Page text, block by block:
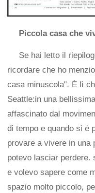
Piccola casa che
Se hai letto il
ricordare che ho
casa minuscola". È lì
Seattle:in una
affascinato dal
di tempo e quando si è
provare a vivere in una
potevo lasciar perdere.
e volevo sapere come
spazio molto piccolo,